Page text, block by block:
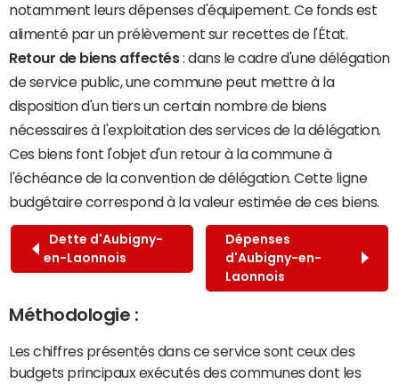
notamment leurs dépenses d'équipement. Ce fonds est
alimenté par un prélèvement sur recettes de l'État.
Retour de biens affectés: dans le cadre d'une délégation
de service public, une commune peut mettre à la
disposition d'un tiers un certain nombre de biens
nécessaires à l'exploitation des services de la délégation.
Ces biens font l'objet d'un retour à la commune à
l'échéance de la convention de délégation. Cette ligne
budgétaire correspond à la valeur estimée de ces biens.
Dette d'Aubigny-
en-Laonnois
Dépenses
d'Aubigny-en-
Laonnois
Méthodologie :
Les chiffres présentés dans ce service sont ceux des
budgets principaux exécutés des communes dont les